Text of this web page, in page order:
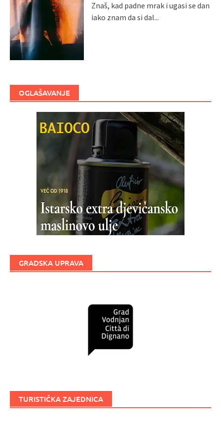
Znaš, kad padne mrak i ugasi se dan
iako znam da si dal...
OGLAŠAVANJE
GRADSKA UPRAVA
TURISTIČKA ZAJEDNICA